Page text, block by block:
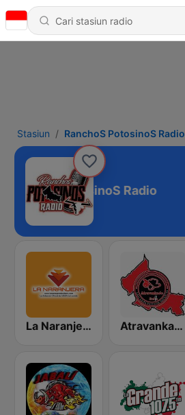
Stasiun RanchoS PotosinoS Radio
RanchoS PotosinoS Radio
La Naranjera de Sibers Atravankado Radio